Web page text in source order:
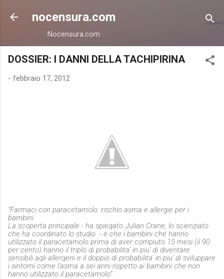
Passa ai contenuti principali
nocensura.com
Nocensura.com
DOSSIER: I DANNI DELLA TACHIPIRINA
- febbraio 17, 2012
"Farmaci con paracetamolo: rischio asma e allergie per i
bambini.
La scoperta principale - ha spiegato Julian Crane, lo scienziato
che ha coordinato lo studio - è che i bambini che hanno
utilizzato il paracetamolo prima di aver compiuto 15 mesi (il 90
per cento) hanno il triplo di probabilita' in piu' di diventare
sensibili agli allergeni e il doppio di probabilita' in piu' di sviluppare
i sintomi come l'asma a sei anni rispetto ai bambini che non
hanno utilizzato il paracetamolo”.